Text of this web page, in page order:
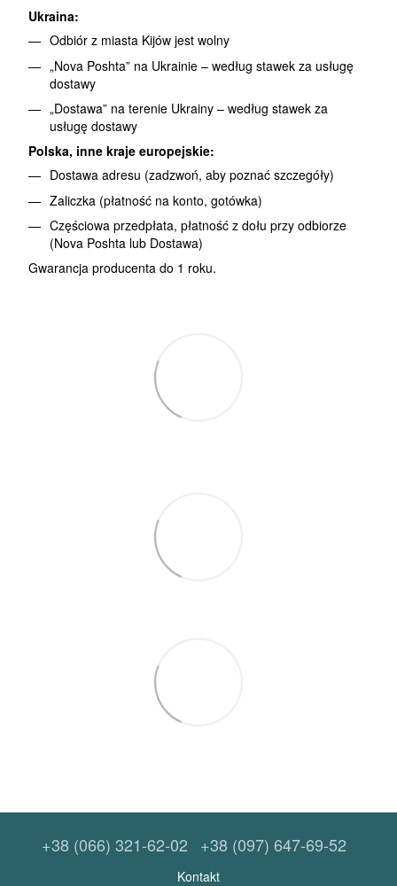
Ukraina:
Odbiór z miasta Kijów jest wolny
„Nova Poshta” na Ukrainie – według stawek za usługę
dostawy
„Dostawa” na terenie Ukrainy – według stawek za
usługę dostawy
Polska, inne kraje europejskie:
Dostawa adresu (zadzwoń, aby poznać szczegóły)
Zaliczka (płatność na konto, gotówka)
Częściowa przedpłata, płatność z dołu przy odbiorze
(Nova Poshta lub Dostawa)
Gwarancja producenta do 1 roku.
+38 (066) 321-62-02 +38 (097) 647-69-52
Kontakt